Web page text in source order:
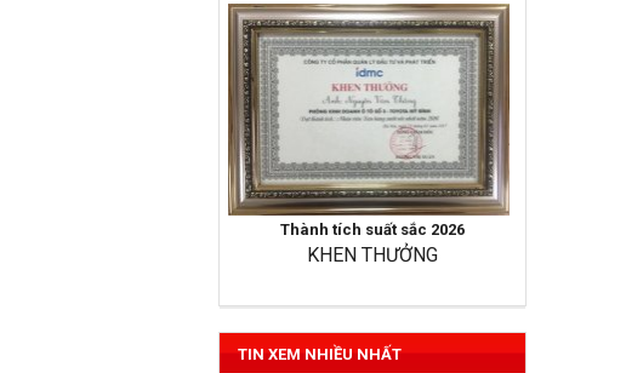
Thành tích suất sắc 2026
KHEN THƯỞNG
TIN XEM NHIỀU NHẤT